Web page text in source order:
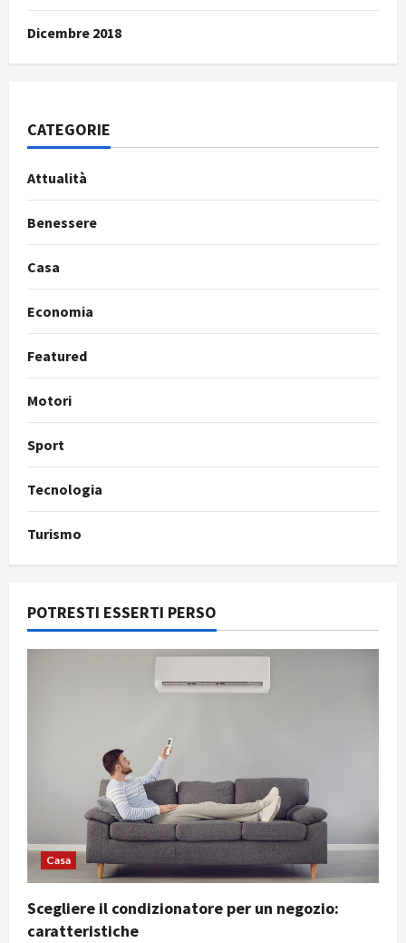
Dicembre 2018
CATEGORIE
Attualità
Benessere
Casa
Economia
Featured
Motori
Sport
Tecnologia
Turismo
POTRESTI ESSERTI PERSO
Casa
Scegliere il condizionatore per un negozio:
caratteristiche